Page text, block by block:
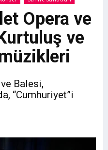
Opera ve
ve
Balesi,
“Cumhuriyet”i